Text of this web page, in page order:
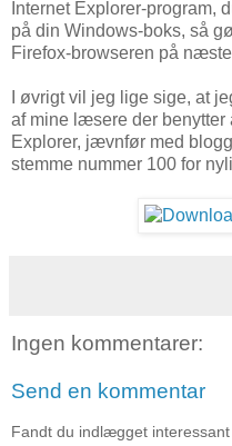
Internet Explorer-program,
på din Windows-boks, så
Firefox-browseren på
I øvrigt vil jeg lige sige, at
af mine læsere der benytter
Explorer, jævnfør med
stemme nummer 100 for
Ingen kommentarer:
Send en kommentar
Fandt du indlægget